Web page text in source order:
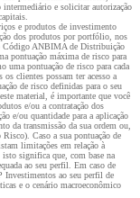
e solicitar autorização
e produtos de investimento
dos produtos por portfólio, nos
Código ANBIMA de Distribuição
pontuação máxima de risco para
uma pontuação de risco para cada
clientes possam ter acesso a
de risco definidas para o seu
material, é importante que você
e/ou a contratação dos
e/ou quantidade para a aplicação
da transmissão da sua ordem ou,
Caso a sua pontuação de
limitações em relação à
isto significa que, com base na
ao seu perfil. Em caso de
Investimentos ao seu perfil de
e o cenário macroeconômico